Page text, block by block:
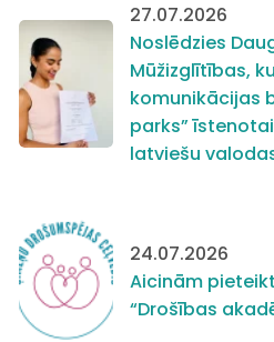
27.07.2026
Noslēdzies
Mūžizglītības,
komunikācijas
parks”
latviešu
24.07.2026
Aicinām
“Drošības